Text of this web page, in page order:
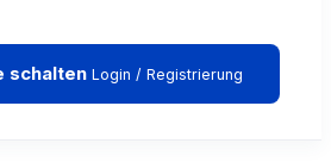
schalten Login / Registrierung